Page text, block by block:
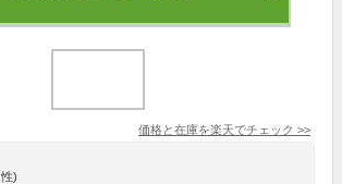
価格と在庫を楽天でチェック >>
)